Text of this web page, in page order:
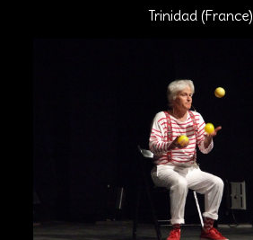
Trinidad (France)